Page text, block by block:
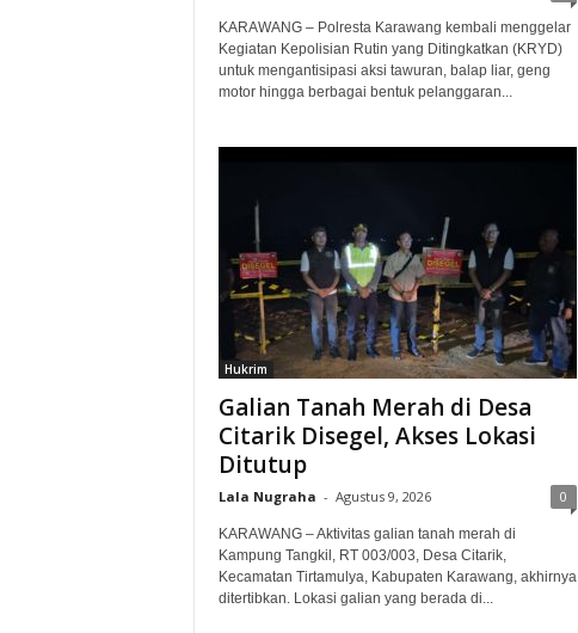
KARAWANG – Polresta Karawang kembali menggelar
Kegiatan Kepolisian Rutin yang Ditingkatkan (KRYD)
untuk mengantisipasi aksi tawuran, balap liar, geng
motor hingga berbagai bentuk pelanggaran...
Hukrim
Galian Tanah Merah di Desa
Citarik Disegel, Akses Lokasi
Ditutup
Lala Nugraha - Agustus 9, 2026 0
KARAWANG – Aktivitas galian tanah merah di
Kampung Tangkil, RT 003/003, Desa Citarik,
Kecamatan Tirtamulya, Kabupaten Karawang, akhirnya
ditertibkan. Lokasi galian yang berada di...